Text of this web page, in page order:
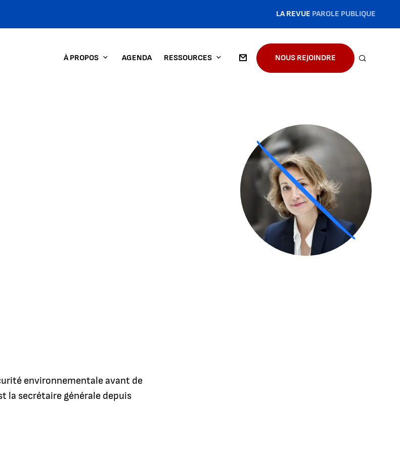
LA REVUE PAROLE PUBLIQUE
À PROPOS AGENDA RESSOURCES NOUS REJOINDRE
Agrandir
environnementale avant de
la secrétaire générale depuis